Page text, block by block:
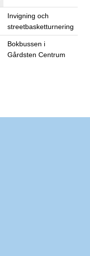
Invigning och
streetbasketturnering
Bokbussen i
Gårdsten Centrum